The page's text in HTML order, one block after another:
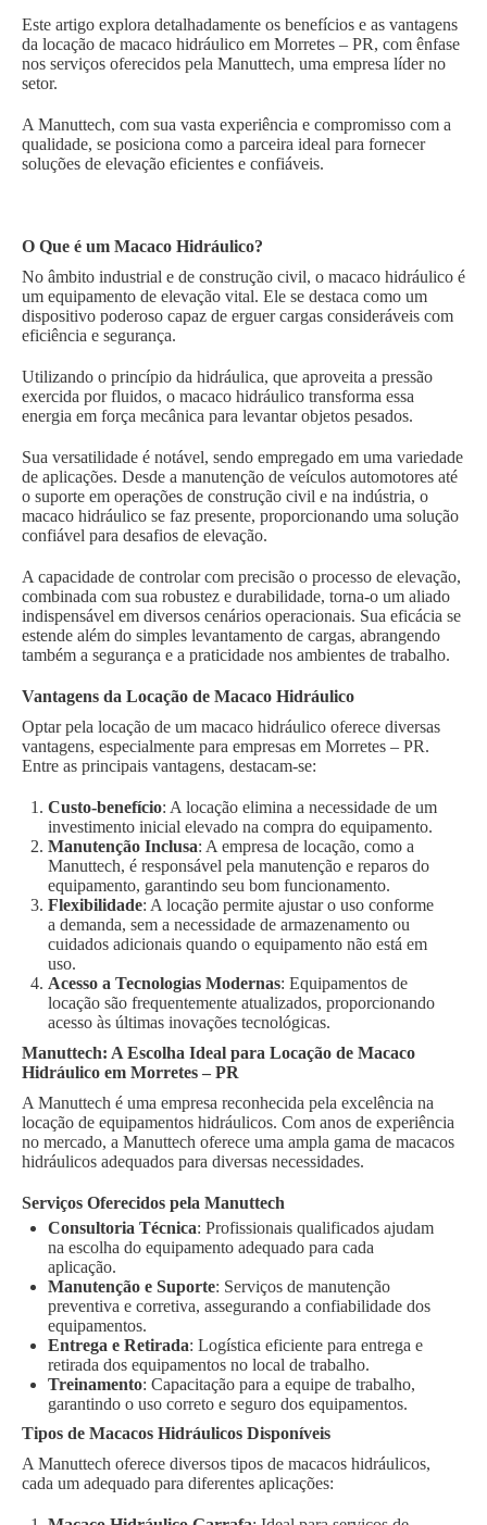
Este artigo explora detalhadamente os benefícios e as vantagens
da locação de macaco hidráulico em Morretes – PR, com ênfase
nos serviços oferecidos pela Manuttech, uma empresa líder no
setor.
A Manuttech, com sua vasta experiência e compromisso com a
qualidade, se posiciona como a parceira ideal para fornecer
soluções de elevação eficientes e confiáveis.
O Que é um Macaco Hidráulico?
No âmbito industrial e de construção civil, o macaco hidráulico é
um equipamento de elevação vital. Ele se destaca como um
dispositivo poderoso capaz de erguer cargas consideráveis com
eficiência e segurança.
Utilizando o princípio da hidráulica, que aproveita a pressão
exercida por fluidos, o macaco hidráulico transforma essa
energia em força mecânica para levantar objetos pesados.
Sua versatilidade é notável, sendo empregado em uma variedade
de aplicações. Desde a manutenção de veículos automotores até
o suporte em operações de construção civil e na indústria, o
macaco hidráulico se faz presente, proporcionando uma solução
confiável para desafios de elevação.
A capacidade de controlar com precisão o processo de elevação,
combinada com sua robustez e durabilidade, torna-o um aliado
indispensável em diversos cenários operacionais. Sua eficácia se
estende além do simples levantamento de cargas, abrangendo
também a segurança e a praticidade nos ambientes de trabalho.
Vantagens da Locação de Macaco Hidráulico
Optar pela locação de um macaco hidráulico oferece diversas
vantagens, especialmente para empresas em Morretes – PR.
Entre as principais vantagens, destacam-se:
Custo-benefício: A locação elimina a necessidade de um
investimento inicial elevado na compra do equipamento.
Manutenção Inclusa: A empresa de locação, como a
Manuttech, é responsável pela manutenção e reparos do
equipamento, garantindo seu bom funcionamento.
Flexibilidade: A locação permite ajustar o uso conforme
a demanda, sem a necessidade de armazenamento ou
cuidados adicionais quando o equipamento não está em
uso.
Acesso a Tecnologias Modernas: Equipamentos de
locação são frequentemente atualizados, proporcionando
acesso às últimas inovações tecnológicas.
Manuttech: A Escolha Ideal para Locação de Macaco
Hidráulico em Morretes – PR
A Manuttech é uma empresa reconhecida pela excelência na
locação de equipamentos hidráulicos. Com anos de experiência
no mercado, a Manuttech oferece uma ampla gama de macacos
hidráulicos adequados para diversas necessidades.
Serviços Oferecidos pela Manuttech
Consultoria Técnica: Profissionais qualificados ajudam
na escolha do equipamento adequado para cada
aplicação.
Manutenção e Suporte: Serviços de manutenção
preventiva e corretiva, assegurando a confiabilidade dos
equipamentos.
Entrega e Retirada: Logística eficiente para entrega e
retirada dos equipamentos no local de trabalho.
Treinamento: Capacitação para a equipe de trabalho,
garantindo o uso correto e seguro dos equipamentos.
Tipos de Macacos Hidráulicos Disponíveis
A Manuttech oferece diversos tipos de macacos hidráulicos,
cada um adequado para diferentes aplicações: